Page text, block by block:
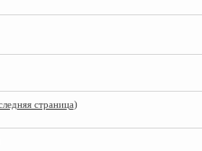
страница)